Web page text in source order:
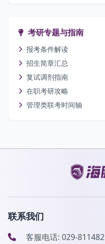
考研专题与指南
报考条件解读
招生简章汇总
复试调剂指南
在职考研攻略
管理类联考时间轴
联系我们
客服电话: 029-